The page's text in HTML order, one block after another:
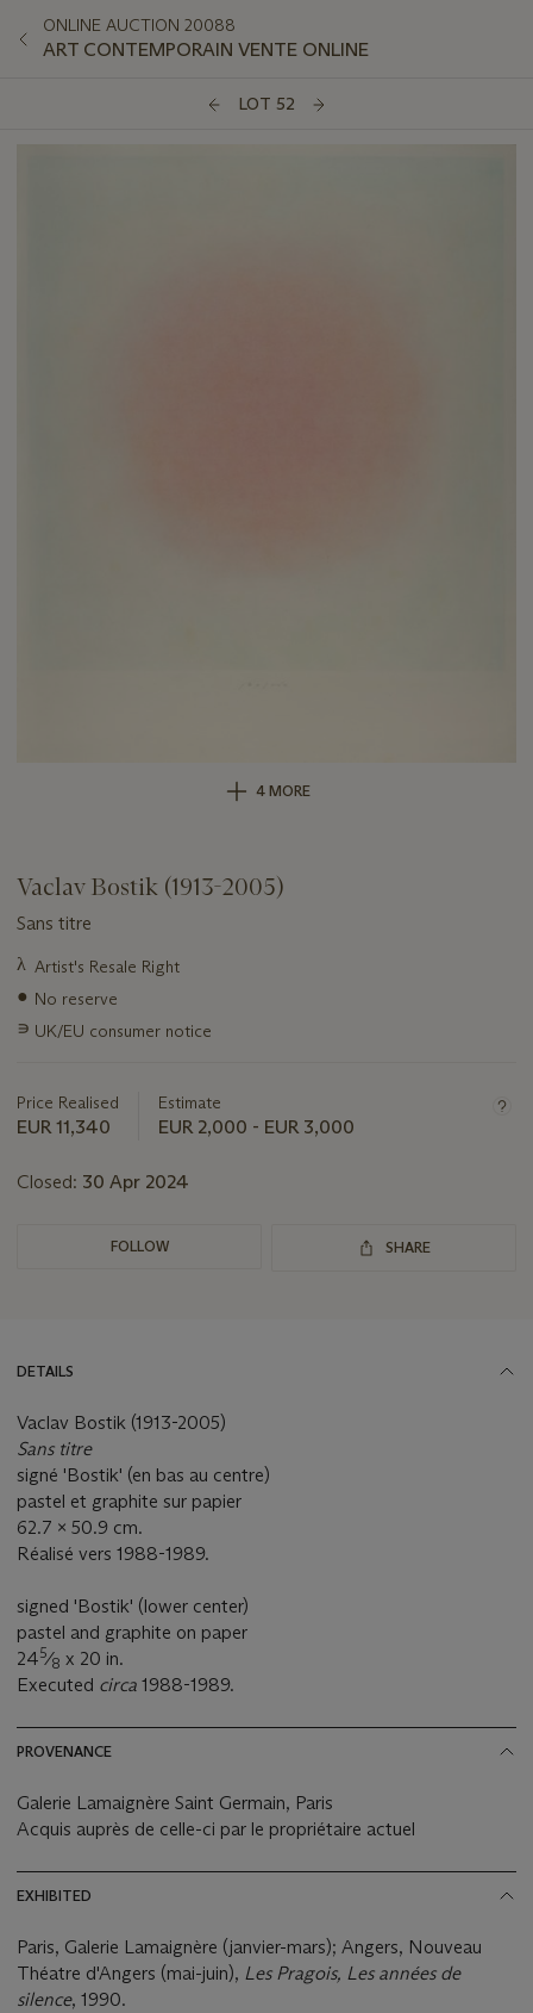
ONLINE AUCTION 20088
ART CONTEMPORAIN VENTE ONLINE
LOT 52
4 MORE
Vaclav Bostik (1913-2005)
Sans titre
Important
about
this
λ Artist's Resale Right
● No reserve
∍ UK/EU consumer notice
Price Realised
EUR 11,340
Estimate
EUR 2,000 - EUR 3,000
Closed: 30 Apr 2024
FOLLOW SHARE
DETAILS
Vaclav Bostik (1913-2005)
Sans titre
signé 'Bostik' (en bas au centre)
pastel et graphite sur papier
62.7 x 50.9 cm.
Réalisé vers 1988-1989.
signed 'Bostik' (lower center)
pastel and graphite on paper
245⁄8 x 20 in.
Executed circa 1988-1989.
PROVENANCE
Galerie Lamaignère Saint Germain, Paris
Acquis auprès de celle-ci par le propriétaire actuel
EXHIBITED
Paris, Galerie Lamaignère (janvier-mars); Angers, Nouveau
Théatre d'Angers (mai-juin), Les Pragois, Les années de
silence, 1990.